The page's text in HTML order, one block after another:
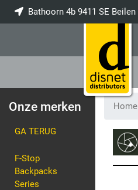
Bathoorn 4b 9411 SE Beilen
Onze merken
GA TERUG
F-Stop
Backpacks
Series
Home